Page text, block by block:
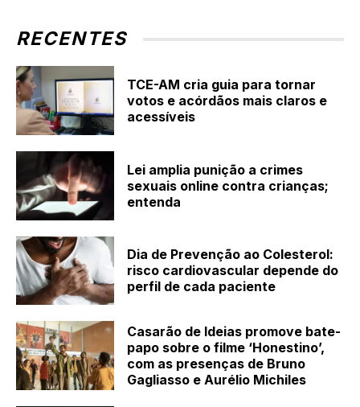
RECENTES
TCE-AM cria guia para tornar
votos e acórdãos mais claros e
acessíveis
Lei amplia punição a crimes
sexuais online contra crianças;
entenda
Dia de Prevenção ao Colesterol:
risco cardiovascular depende do
perfil de cada paciente
Casarão de Ideias promove bate-
papo sobre o filme ‘Honestino’,
com as presenças de Bruno
Gagliasso e Aurélio Michiles